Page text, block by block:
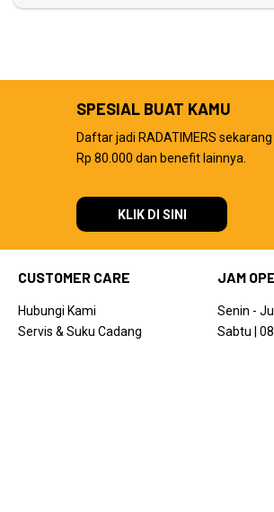
SPESIAL BUAT KAMU
Daftar jadi RADATIMERS
Rp 80.000 dan benefit lainnya.
KLIK DI SINI
CUSTOMER CARE
Hubungi Kami
Servis & Suku Cadang
JAM
Senin -
Sabtu |